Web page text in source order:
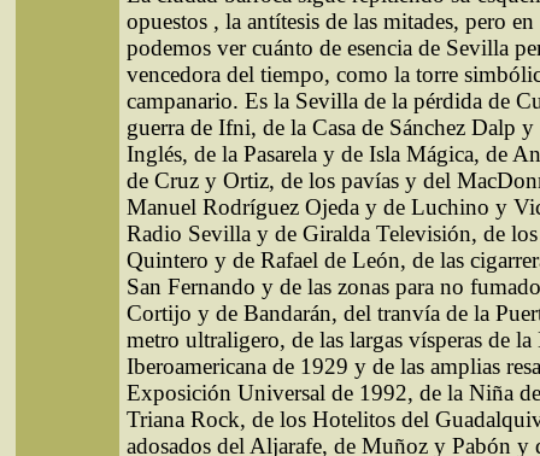
opuestos , la antítesis de las mitades, pero en
podemos ver cuánto de esencia de Sevilla
vencedora del tiempo, como la torre
campanario. Es la Sevilla de la pérdida de
guerra de Ifni, de la Casa de Sánchez Dalp
Inglés, de la Pasarela y de Isla Mágica, de
de Cruz y Ortiz, de los pavías y del
Manuel Rodríguez Ojeda y de Luchino y
Radio Sevilla y de Giralda Televisión, de
Quintero y de Rafael de León, de las
San Fernando y de las zonas para no
Cortijo y de Bandarán, del tranvía de la
metro ultraligero, de las largas vísperas de
Iberoamericana de 1929 y de las amplias
Exposición Universal de 1992, de la Niña
Triana Rock, de los Hotelitos del
adosados del Aljarafe, de Muñoz y Pabón y